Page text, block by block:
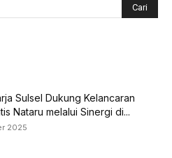
Sulsel Dukung Kelancaran
Nataru melalui Sinergi di...
2025